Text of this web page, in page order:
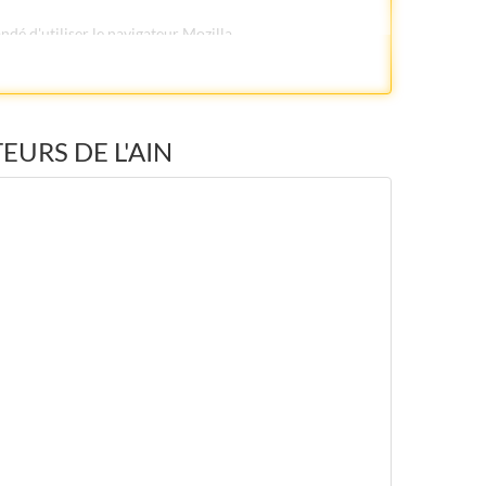
d'utiliser le navigateur Mozilla.
acheteurs diffusent leurs consultations sur cette
DE L'AIN